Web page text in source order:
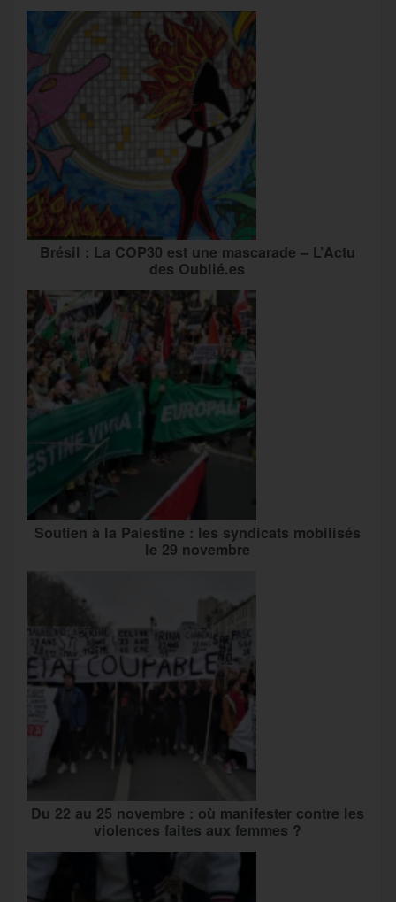
Brésil : La COP30 est une mascarade – L’Actu
des Oublié.es
Soutien à la Palestine : les syndicats mobilisés
le 29 novembre
Du 22 au 25 novembre : où manifester contre les
violences faites aux femmes ?